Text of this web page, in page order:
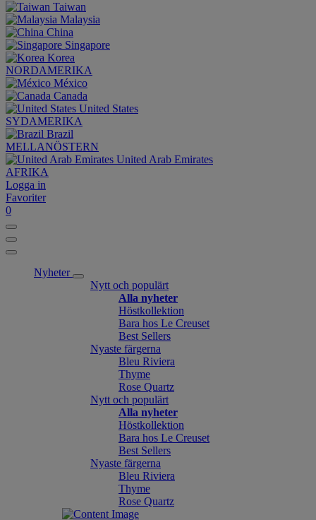
Taiwan
Malaysia
China
Singapore
Korea
NORDAMERIKA
México
Canada
United States
SYDAMERIKA
Brazil
MELLANÖSTERN
United Arab Emirates
AFRIKA
Logga in
Favoriter
0
Nyheter
Nytt och populärt
Alla nyheter
Höstkollektion
Bara hos Le Creuset
Best Sellers
Nyaste färgerna
Bleu Riviera
Thyme
Rose Quartz
Nytt och populärt
Alla nyheter
Höstkollektion
Bara hos Le Creuset
Best Sellers
Nyaste färgerna
Bleu Riviera
Thyme
Rose Quartz